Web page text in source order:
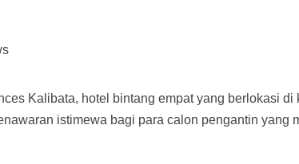
Kalibata, hotel bintang empat yang berlokasi di
istimewa bagi para calon pengantin yang